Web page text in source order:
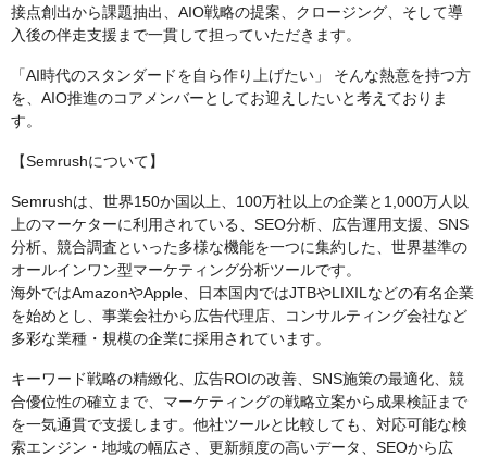
接点創出から課題抽出、AIO戦略の提案、クロージング、そして導
入後の伴走支援まで一貫して担っていただきます。
「AI時代のスタンダードを自ら作り上げたい」 そんな熱意を持つ方
を、AIO推進のコアメンバーとしてお迎えしたいと考えておりま
す。
【Semrushについて】
Semrushは、世界150か国以上、100万社以上の企業と1,000万人以
上のマーケターに利用されている、SEO分析、広告運用支援、SNS
分析、競合調査といった多様な機能を一つに集約した、世界基準の
オールインワン型マーケティング分析ツールです。
海外ではAmazonやApple、日本国内ではJTBやLIXILなどの有名企業
を始めとし、事業会社から広告代理店、コンサルティング会社など
多彩な業種・規模の企業に採用されています。
キーワード戦略の精緻化、広告ROIの改善、SNS施策の最適化、競
合優位性の確立まで、マーケティングの戦略立案から成果検証まで
を一気通貫で支援します。他社ツールと比較しても、対応可能な検
索エンジン・地域の幅広さ、更新頻度の高いデータ、SEOから広